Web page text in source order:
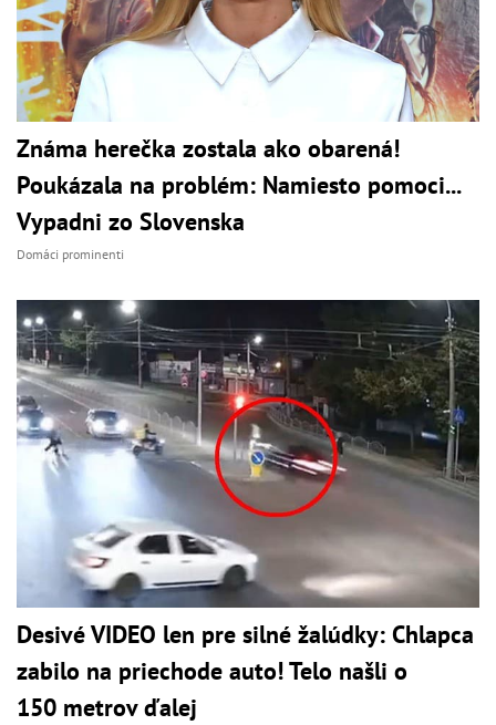
Známa herečka zostala ako obarená!
Poukázala na problém: Namiesto pomoci...
Vypadni zo Slovenska
Domáci prominenti
Desivé VIDEO len pre silné žalúdky: Chlapca
zabilo na priechode auto! Telo našli o
150 metrov ďalej